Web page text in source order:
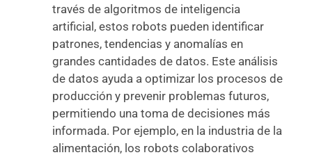
través de algoritmos de inteligencia
artificial, estos robots pueden identificar
patrones, tendencias y anomalías en
grandes cantidades de datos. Este análisis
de datos ayuda a optimizar los procesos de
producción y prevenir problemas futuros,
permitiendo una toma de decisiones más
informada. Por ejemplo, en la industria de la
alimentación, los robots colaborativos